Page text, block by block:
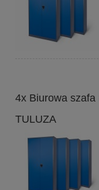
4x Biurowa szafa
TULUZA